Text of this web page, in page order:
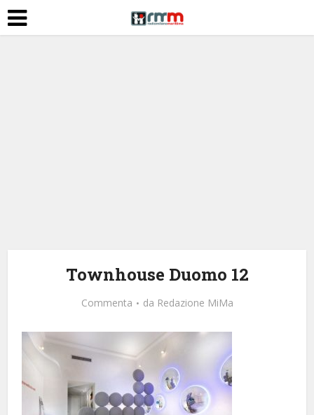
Townhouse Duomo 12
Commenta da Redazione MiMa